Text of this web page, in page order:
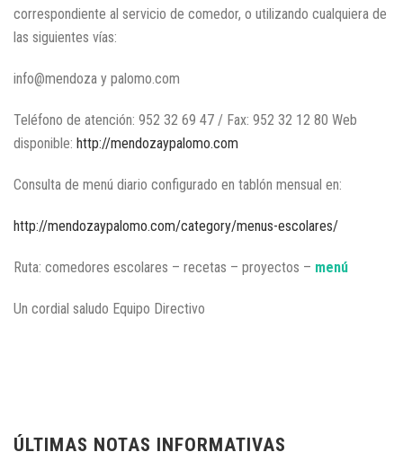
correspondiente al servicio de comedor, o utilizando cualquiera de
las siguientes vías:
info@mendoza y palomo.com
Teléfono de atención: 952 32 69 47 / Fax: 952 32 12 80 Web
disponible: http://mendozaypalomo.com
Consulta de menú diario configurado en tablón mensual en:
http://mendozaypalomo.com/category/menus-escolares/
Ruta: comedores escolares – recetas – proyectos – menú
Un cordial saludo Equipo Directivo
ÚLTIMAS NOTAS INFORMATIVAS